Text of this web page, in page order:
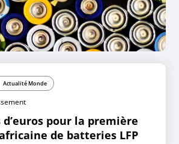
Actualité Monde
pour la première
de batteries LFP